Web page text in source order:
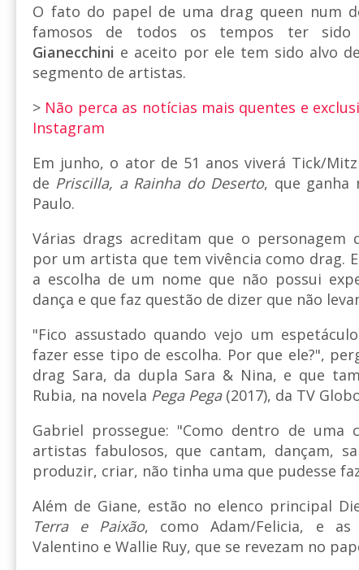
O fato do papel de uma drag queen num
famosos de todos os tempos ter sido
Gianecchini e aceito por ele tem sido alvo
segmento de artistas.
> Não perca as notícias mais quentes e
Instagram
Em junho, o ator de 51 anos viverá Tick/
de Priscilla, a Rainha do Deserto, que ganha
Paulo.
Várias drags acreditam que o personagem
por um artista que tem vivência como drag.
a escolha de um nome que não possui
dança e que faz questão de dizer que não
"Fico assustado quando vejo um
fazer esse tipo de escolha. Por que ele?",
drag Sara, da dupla Sara & Nina, e que
Rubia, na novela Pega Pega(2017), da TV
Gabriel prossegue: "Como dentro de uma
artistas fabulosos, que cantam, dançam,
produzir, criar, não tinha uma que pudesse
Além de Giane, estão no elenco principal
Terra e Paixão, como Adam/Felicia, e
Valentino e Wallie Ruy, que se revezam no